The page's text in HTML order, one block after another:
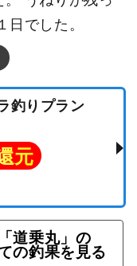
日でした。
釣りプラン
元
「道乗丸」の
の釣果を見る